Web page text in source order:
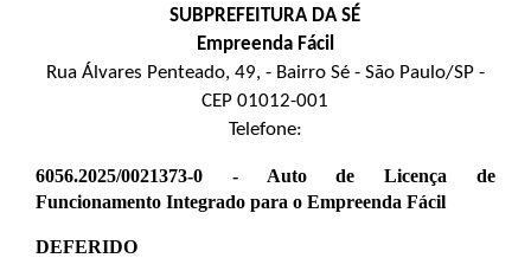
SUBPREFEITURA DA SÉ
Empreenda Fácil
Rua Álvares Penteado, 49, - Bairro Sé - São Paulo/SP -
CEP 01012-001
Telefone:
6056.2025/0021373-0 - Auto de Licença de
Funcionamento Integrado para o Empreenda Fácil
DEFERIDO